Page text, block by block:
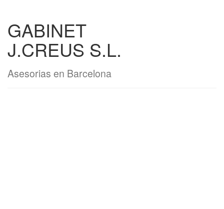
GABINET
J.CREUS S.L.
Asesorias en Barcelona